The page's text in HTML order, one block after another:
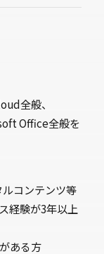
全般、
Office全般を
コンテンツ等
経験が3年以上
ある方